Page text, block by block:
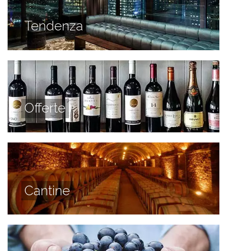
Tendenza
Offerte
Cantine